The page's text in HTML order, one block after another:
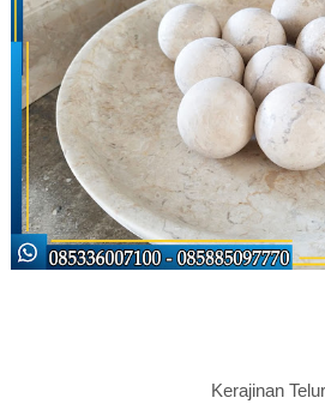
Kerajinan Telur